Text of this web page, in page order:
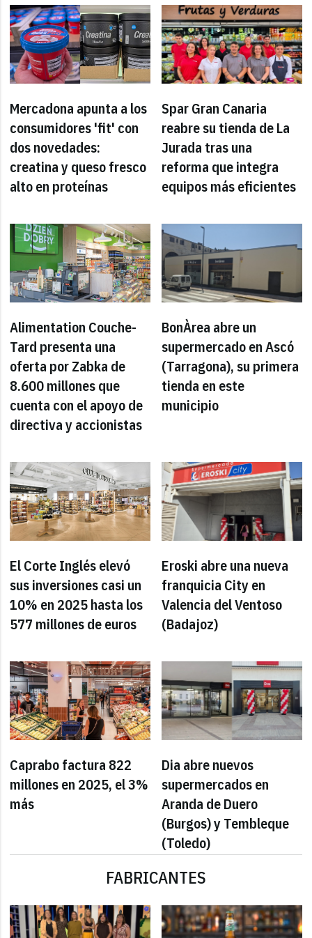
Mercadona apunta a los
consumidores 'fit' con
dos novedades:
creatina y queso fresco
alto en proteínas
Spar Gran Canaria
reabre su tienda de La
Jurada tras una
reforma que integra
equipos más eficientes
Alimentation Couche-
Tard presenta una
oferta por Zabka de
8.600 millones que
cuenta con el apoyo de
directiva y accionistas
BonÀrea abre un
supermercado en Ascó
(Tarragona), su primera
tienda en este
municipio
El Corte Inglés elevó
sus inversiones casi un
10% en 2025 hasta los
577 millones de euros
Eroski abre una nueva
franquicia City en
Valencia del Ventoso
(Badajoz)
Caprabo factura 822
millones en 2025, el 3%
más
Dia abre nuevos
supermercados en
Aranda de Duero
(Burgos) y Tembleque
(Toledo)
FABRICANTES